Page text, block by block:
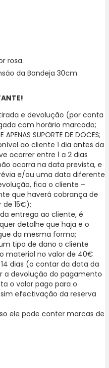
rosa.
da Bandeja 30cm
e devolução (por conta
com horário marcado;
APENAS SUPORTE DE DOCES;
ao cliente 1 dia antes da
ocorrer entre 1 a 2 dias
ocorra na data prevista, e
e/ou uma data diferente
fica o cliente –
que haverá cobrança de
de 15€);
entrega ao cliente, é
detalhe que haja e o
da mesma forma;
tipo de dano o cliente
material no valor de 40€
dias (a contar da data da
a devolução do pagamento
o valor pago para o
efectivação da reserva
ele pode conter marcas de